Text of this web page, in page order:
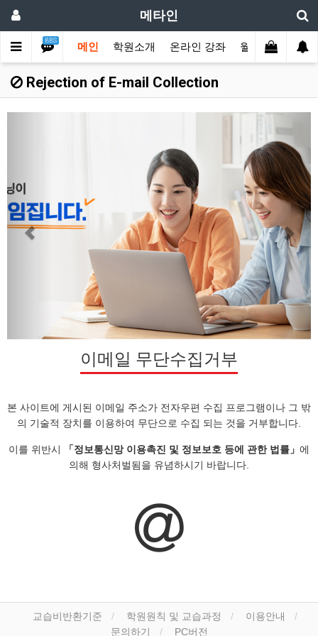
메타인
BBS
메인 학원소개 온라인 강좌 월수강권 결제
Rejection of E-mail Collection
이메일 무단수집거부
본 사이트에 게시된 이메일 주소가 전자우편 수집 프로그램이나 그 밖
의 기술적 장치를 이용하여 무단으로 수집 되는 것을 거부합니다.
이를 위반시 「정보통신망 이용촉진 및 정보보호 등에 관한 법률」 에
의해 형사처벌됨을 유념하시기 바랍니다.
교습비반환기준 학원원칙 및 교습과정
이용안내
문의하기
PC버전